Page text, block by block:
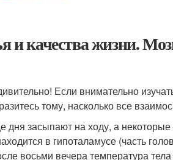
и качества жизни.
Если внимательно
тому, насколько все
дня засыпают на ходу, а
в гипоталамусе (часть
восьми вечера температура